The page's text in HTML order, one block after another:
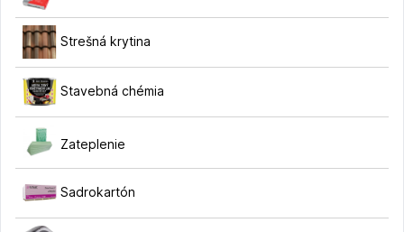
Strešná krytina
Stavebná chémia
Zateplenie
Sadrokartón